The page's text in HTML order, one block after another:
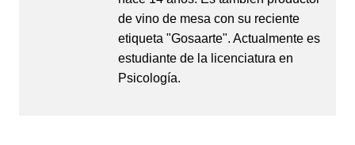
de vino de mesa con su reciente
etiqueta "Gosaarte". Actualmente es
estudiante de la licenciatura en
Psicología.